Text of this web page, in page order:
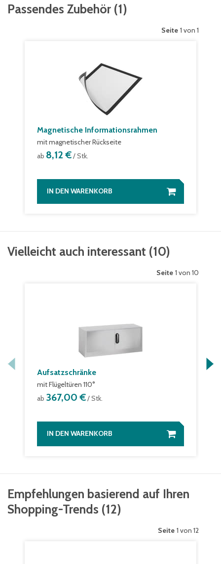
Passendes Zubehör (1)
Seite 1 von 1
Magnetische Informationsrahmen
mit magnetischer Rückseite
ab 8,12 €/ Stk.
IN DEN WARENKORB
Vielleicht auch interessant (10)
Seite 1 von 10
Aufsatzschränke
mit Flügeltüren 110°
ab 367,00 €/ Stk.
IN DEN WARENKORB
Empfehlungen basierend auf Ihren
Shopping-Trends (12)
Seite 1 von 12